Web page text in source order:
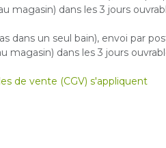
magasin) dans les 3 jours
dans un seul bain), envoi par
magasin) dans les 3 jours
de vente (CGV) s'appliquent